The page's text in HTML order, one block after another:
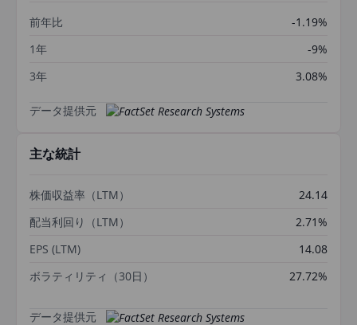
前年比
-1.19%
1年
-9%
3年
3.08%
データ提供元
主な統計
株価収益率（LTM）
24.14
配当利回り（LTM）
2.71%
EPS (LTM)
14.08
ボラティリティ（30日）
27.72%
データ提供元